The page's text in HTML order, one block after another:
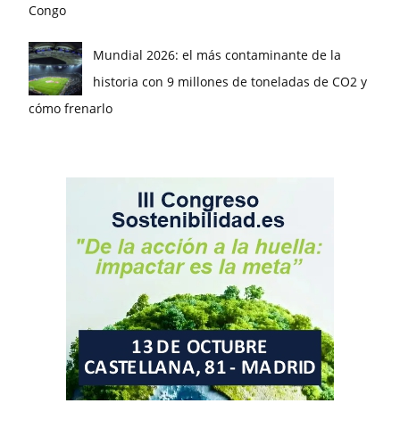
Congo
Mundial 2026: el más contaminante de la
historia con 9 millones de toneladas de CO2 y
cómo frenarlo